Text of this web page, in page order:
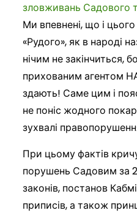
зловживань Садового
Ми впевнені, що і
«Рудого», як в народі
нічим не закінчиться,
прихованим агентом
здають! Саме цим і
не поніс жодного
зухвалі
При цьому фактів
порушень Садовим за
законів, постанов
приписів, а також